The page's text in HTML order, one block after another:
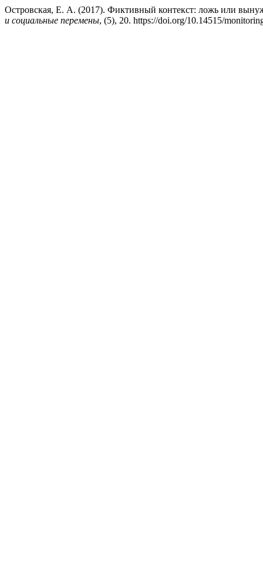
Островская, Е. А. (2017). Фиктивный контекст: ложь или
и социальные перемены, (5), 20. https://doi.org/10.14515/